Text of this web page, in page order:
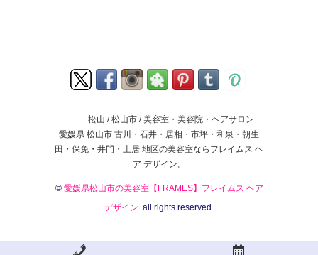
松山 / 松山市 / 美容室・美容院・ヘアサロン
愛媛県 松山市 古川・石井・居相・市坪・和泉・朝生
田・保免・井門・土居 地区の美容室ならフレイムス ヘ
ア デザイン。
© 愛媛県松山市の美容室【FRAMES】フレイムス ヘア
デザイン. all rights reserved.